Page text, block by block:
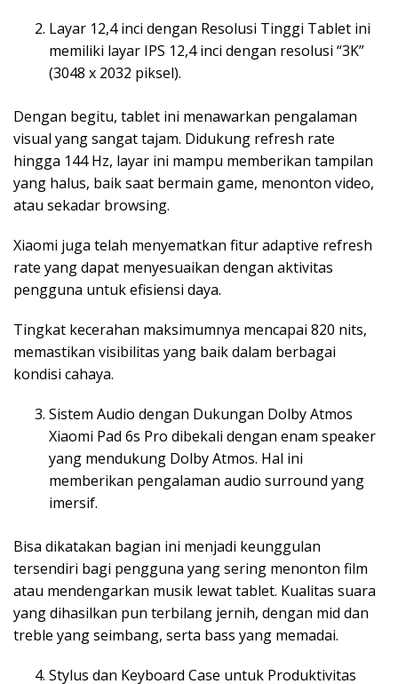
Layar 12,4 inci dengan Resolusi Tinggi Tablet ini
memiliki layar IPS 12,4 inci dengan resolusi “3K”
(3048 x 2032 piksel).
Dengan begitu, tablet ini menawarkan pengalaman
visual yang sangat tajam. Didukung refresh rate
hingga 144 Hz, layar ini mampu memberikan tampilan
yang halus, baik saat bermain game, menonton video,
atau sekadar browsing.
Xiaomi juga telah menyematkan fitur adaptive refresh
rate yang dapat menyesuaikan dengan aktivitas
pengguna untuk efisiensi daya.
Tingkat kecerahan maksimumnya mencapai 820 nits,
memastikan visibilitas yang baik dalam berbagai
kondisi cahaya.
Sistem Audio dengan Dukungan Dolby Atmos
Xiaomi Pad 6s Pro dibekali dengan enam speaker
yang mendukung Dolby Atmos. Hal ini
memberikan pengalaman audio surround yang
imersif.
Bisa dikatakan bagian ini menjadi keunggulan
tersendiri bagi pengguna yang sering menonton film
atau mendengarkan musik lewat tablet. Kualitas suara
yang dihasilkan pun terbilang jernih, dengan mid dan
treble yang seimbang, serta bass yang memadai.
Stylus dan Keyboard Case untuk Produktivitas